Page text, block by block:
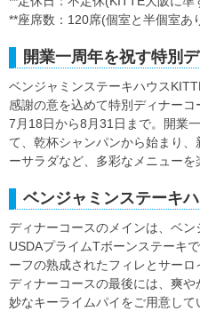
**座席数：120席(個室と半個室あ
開業一周年を祝す特別
ベンジャミンステーキハウス
感謝の意を込めて特別ディナー
7月18日から8月31日まで。開業
て、乾杯シャンパンから始まり
ーサラダなど、多彩なメニューを
ベンジャミンステーキ
ディナーコースのメインは、ベン
USDAプライムTボーンステーキ
ーフの熟成されたフィレとサーロ
ディナーコースの最後には、爽
妙なキーライムパイをご用意して